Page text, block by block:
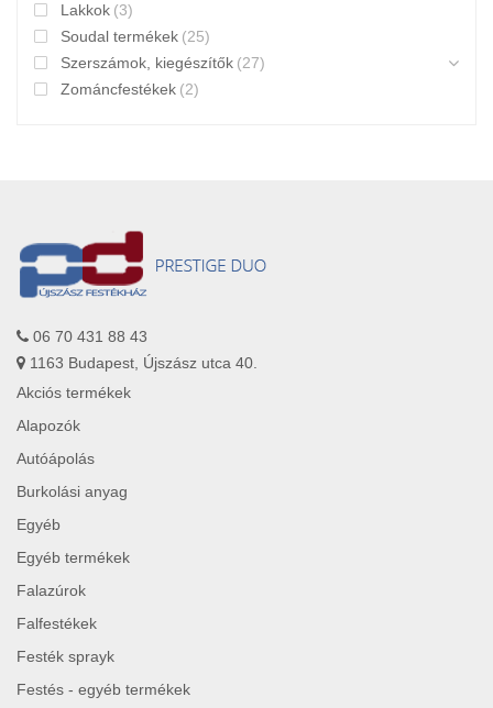
Lakkok (3)
Soudal termékek (25)
Szerszámok, kiegészítők (27)
Zománcfestékek (2)
06 70 431 88 43
1163 Budapest, Újszász utca 40.
Akciós termékek
Alapozók
Autóápolás
Burkolási anyag
Egyéb
Egyéb termékek
Falazúrok
Falfestékek
Festék sprayk
Festés - egyéb termékek